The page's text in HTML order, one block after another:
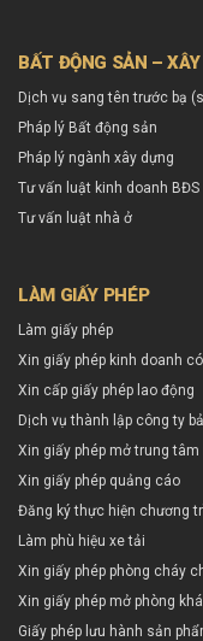
BẤT ĐỘNG SẢN – XÂY
Dịch vụ sang tên trước bạ
Pháp lý Bất động sản
Pháp lý ngành xây dựng
Tư vấn luật kinh doanh BĐS
Tư vấn luật nhà ở
LÀM GIẤY PHÉP
Làm giấy phép
Xin giấy phép kinh doanh
Xin cấp giấy phép lao động
Dịch vụ thành lập công ty
Xin giấy phép mở trung
Xin giấy phép quảng cáo
Đăng ký thực hiện chương
Làm phù hiệu xe tải
Xin giấy phép phòng cháy
Xin giấy phép mở phòng
Giấy phép lưu hành sản